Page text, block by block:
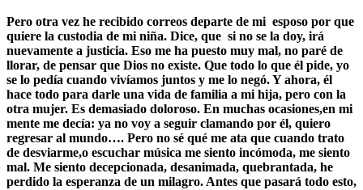
Pero otra vez he recibido correos departe de mi esposo por que
quiere la custodia de mi niña. Dice, que si no se la doy, irá
nuevamente a justicia. Eso me ha puesto muy mal, no paré de
llorar, de pensar que Dios no existe. Que todo lo que él pide, yo
se lo pedía cuando vivíamos juntos y me lo negó. Y ahora, él
hace todo para darle una vida de familia a mi hija, pero con la
otra mujer. Es demasiado doloroso. En muchas ocasiones,en mi
mente me decía: ya no voy a seguir clamando por él, quiero
regresar al mundo…. Pero no sé qué me ata que cuando trato
de desviarme,o escuchar música me siento incómoda, me siento
mal. Me siento decepcionada, desanimada, quebrantada, he
perdido la esperanza de un milagro. Antes que pasará todo esto,